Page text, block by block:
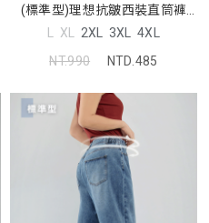
(標準型)理想抗皺西裝直筒褲
MISS
L XL 2XL 3XL 4XL
NT.990
NTD.485